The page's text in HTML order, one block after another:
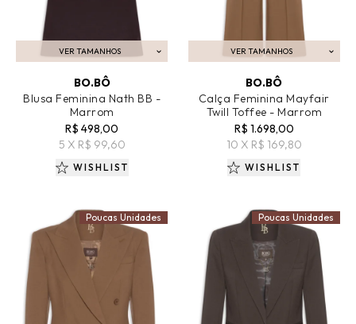
VER TAMANHOS
ADICIONAR AO CARRINHO
BO.BÔ
Blusa Feminina Nath BB -
Marrom
R$ 498,00
5 X R$ 99,60
WISHLIST
VER TAMANHOS
ADICIONAR AO CARRINHO
BO.BÔ
Calça Feminina Mayfair
Twill Toffee - Marrom
R$ 1.698,00
10 X R$ 169,80
WISHLIST
Poucas Unidades Poucas Unidades